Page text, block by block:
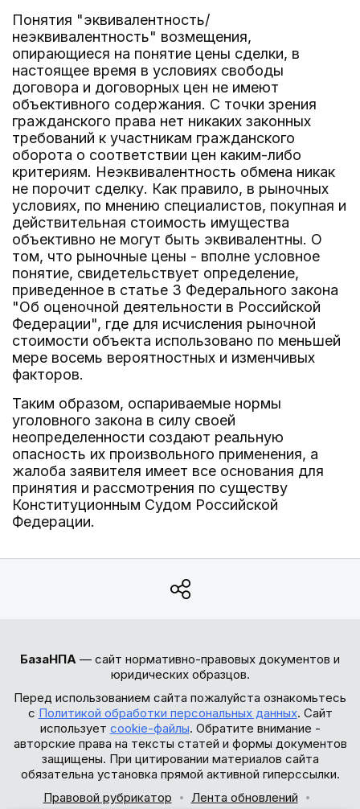
Понятия "эквивалентность/
неэквивалентность" возмещения,
опирающиеся на понятие цены сделки, в
настоящее время в условиях свободы
договора и договорных цен не имеют
объективного содержания. С точки зрения
гражданского права нет никаких законных
требований к участникам гражданского
оборота о соответствии цен каким-либо
критериям. Неэквивалентность обмена никак
не порочит сделку. Как правило, в рыночных
условиях, по мнению специалистов, покупная и
действительная стоимость имущества
объективно не могут быть эквивалентны. О
том, что рыночные цены - вполне условное
понятие, свидетельствует определение,
приведенное в статье 3 Федерального закона
"Об оценочной деятельности в Российской
Федерации", где для исчисления рыночной
стоимости объекта использовано по меньшей
мере восемь вероятностных и изменчивых
факторов.
Таким образом, оспариваемые нормы
уголовного закона в силу своей
неопределенности создают реальную
опасность их произвольного применения, а
жалоба заявителя имеет все основания для
принятия и рассмотрения по существу
Конституционным Судом Российской
Федерации.
БазаНПА — сайт нормативно-правовых документов и
юридических образцов.
Перед использованием сайта пожалуйста ознакомьтесь
с Политикой обработки персональных данных. Сайт
использует cookie-файлы. Обратите внимание -
авторские права на тексты статей и формы документов
защищены. При цитировании материалов сайта
обязательна установка прямой активной гиперссылки.
Правовой рубрикатор
Лента обновлений